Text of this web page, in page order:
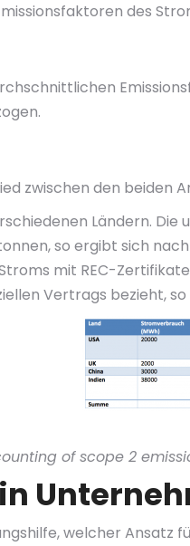
des
zwischen den beiden
Ländern.
so ergibt sich
mit REC-
Vertrags bezieht,
of scope 2
welcher Ansatz